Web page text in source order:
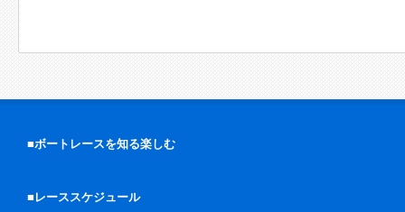
■ボートレースを知る楽しむ
■レーススケジュール